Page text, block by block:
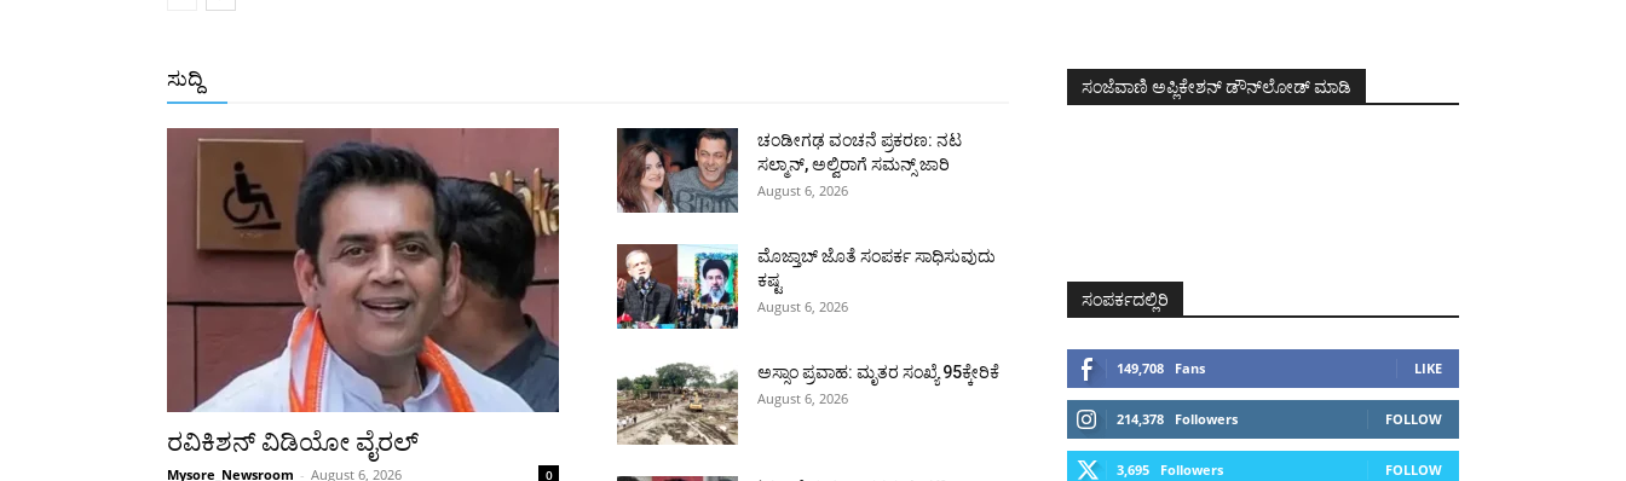
ಸುದ್ದಿ
ರವಿಕಿಶನ್ ವಿಡಿಯೋ ವೈರಲ್
Mysore_Newsroom - August 6, 2026 0
ಚಂಡೀಗಢ ವಂಚನೆ ಪ್ರಕರಣ: ನಟ
ಸಲ್ಮಾನ್, ಅಲ್ವಿರಾಗೆ ಸಮನ್ಸ್ ಜಾರಿ
August 6, 2026
ಮೊಜ್ತಾಬ್ ಜೊತೆ ಸಂಪರ್ಕ ಸಾಧಿಸುವುದು
ಕಷ್ಟ
August 6, 2026
ಅಸ್ಸಾಂ ಪ್ರವಾಹ: ಮೃತರ ಸಂಖ್ಯೆ 95ಕ್ಕೇರಿಕೆ
August 6, 2026
ಸಂಜೆವಾಣಿ ಅಪ್ಲಿಕೇಶನ್ ಡೌನ್‌ಲೋಡ್ ಮಾಡಿ
ಸಂಪರ್ಕದಲ್ಲಿರಿ
149,708 Fans LIKE
214,378 Followers FOLLOW
3,695 Followers FOLLOW